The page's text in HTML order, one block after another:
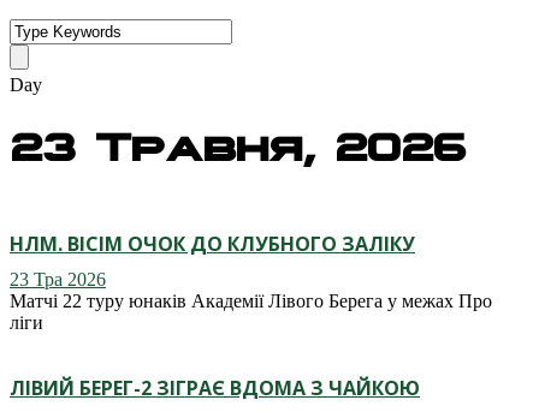
Day
23 Травня, 2026
НЛМ. ВІСІМ ОЧОК ДО КЛУБНОГО ЗАЛІКУ
23 Тра 2026
Матчі 22 туру юнаків Академії Лівого Берега у межах Про
ліги
ЛІВИЙ БЕРЕГ-2 ЗІГРАЄ ВДОМА З ЧАЙКОЮ